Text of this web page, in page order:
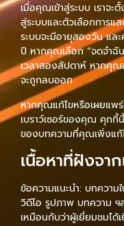
เมื่อคุณเข้าสู่ระบบ เราจ
สู่ระบบและตัวเลือกการ
ระบบจะมีอายุสองวัน แล
ปี หากคุณเลือก “จดจำฉั
เวลาสองสัปดาห์ หากคุณ
จะถูกลบออก
หากคุณแก้ไขหรือเผยแพ
เบราว์เซอร์ของคุณ คุกกี้
ของบทความที่คุณเพิ่งแก้
เนื้อหาที่ฝังจา
ข้อความแนะนำ: บทความ
วิดีโอ รูปภาพ บทความ ฯ
เหมือนกับว่าผู้เยี่ยมชมได้